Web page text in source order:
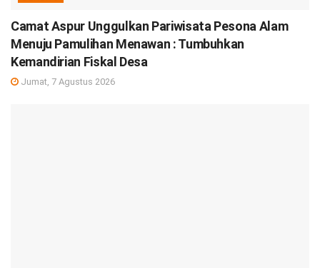
Camat Aspur Unggulkan Pariwisata Pesona Alam
Menuju Pamulihan Menawan : Tumbuhkan
Kemandirian Fiskal Desa
Jumat, 7 Agustus 2026